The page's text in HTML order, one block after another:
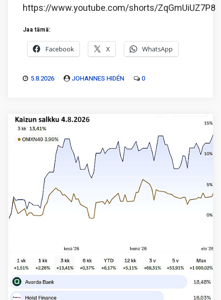
https://www.youtube.com/shorts/ZqGmUiUZ7P8
Jaa tämä:
Facebook X WhatsApp
5.8.2026 JOHANNES HIDÉN 0